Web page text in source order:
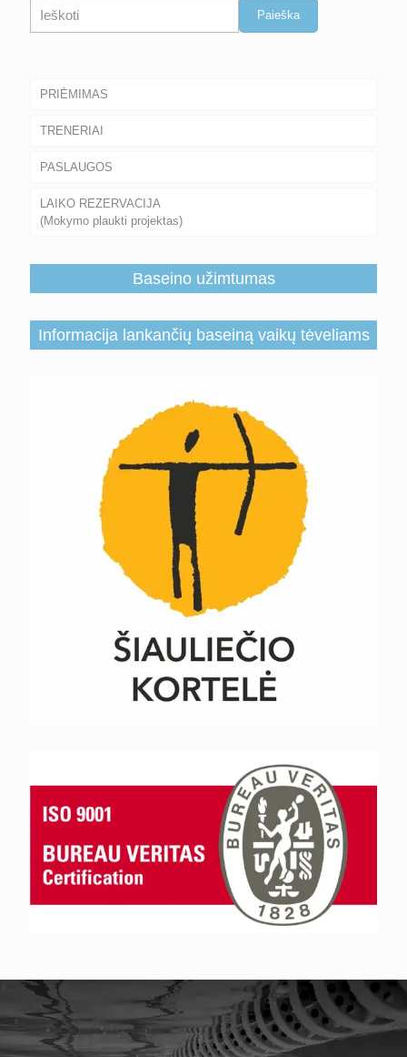
Paieška Paieška
PRIĖMIMAS
TRENERIAI
PASLAUGOS
LAIKO REZERVACIJA
(Mokymo plaukti projektas)
Baseino užimtumas
Informacija lankančių baseiną vaikų tėveliams